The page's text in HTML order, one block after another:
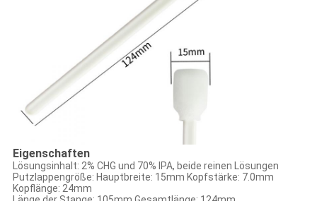
Eigenschaften
Lösungsinhalt: 2% CHG und 70% IPA, beide reinen Lösungen
Putzlappengröße: Hauptbreite: 15mm Kopfstärke: 7.0mm
Kopflänge: 24mm